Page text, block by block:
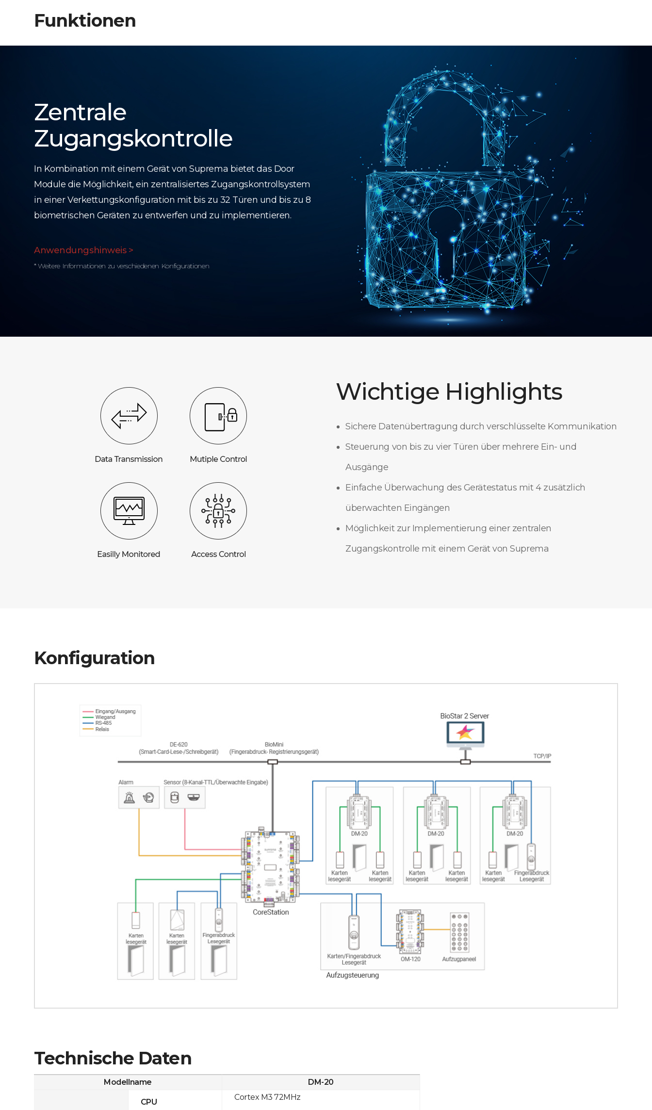
Funktionen
Zentrale
Zugangskontrolle
In Kombination mit einem Gerät von Suprema bietet das Door
Module die Möglichkeit, ein zentralisiertes Zugangskontrollsystem
in einer Verkettungskonfiguration mit bis zu 32 Türen und bis zu 8
biometrischen Geräten zu entwerfen und zu implementieren.
Anwendungshinweis >
* Weitere Informationen zu verschiedenen Konfigurationen
Wichtige Highlights
Sichere Datenübertragung durch verschlüsselte Kommunikation
Steuerung von bis zu vier Türen über mehrere Ein- und
Ausgänge
Einfache Überwachung des Gerätestatus mit 4 zusätzlich
überwachten Eingängen
Möglichkeit zur Implementierung einer zentralen
Zugangskontrolle mit einem Gerät von Suprema
Konfiguration
Technische Daten
Modellname
CPU
DM-20
Cortex M3 72MHz